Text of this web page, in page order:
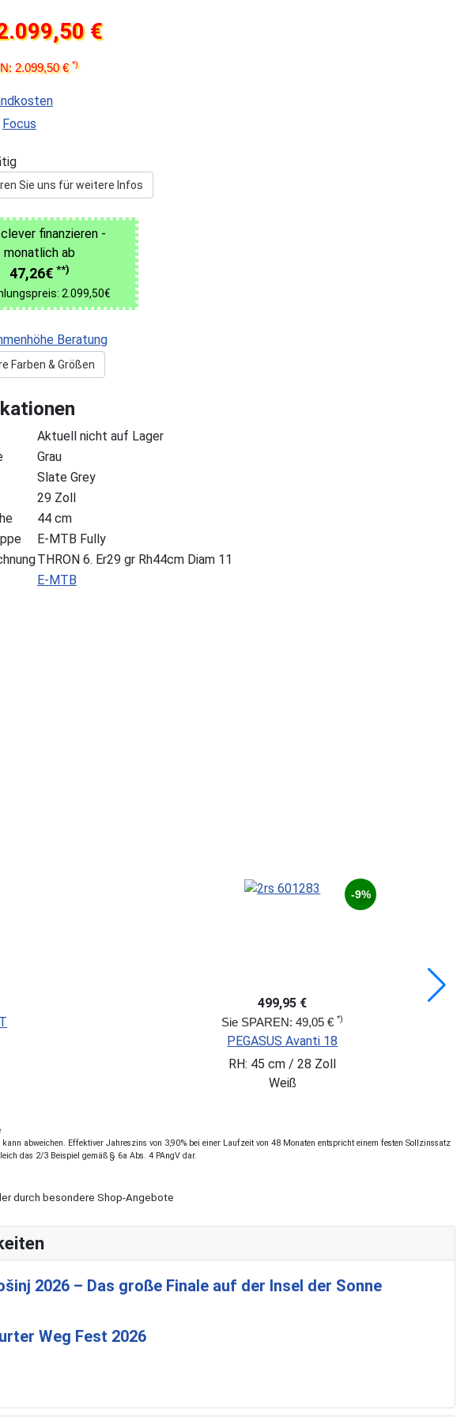
€
2.099,50 €*)
Focus
Sie uns für weitere Infos
finanzieren -
monatlich ab
47,26€ **)
2.099,50€
Farben & Größen
Aktuell nicht auf Lager
Grau
Slate Grey
29 Zoll
44 cm
E-MTB Fully
THRON 6. Er29 gr Rh44cm Diam 11
E-MTB
-17%
499,95 €
Sie SPAREN: 100,00 €
PEGASUS Avanti Sport 18
RH: S / 28 Zoll
Blau
abweichen. Effektiver Jahreszins von 3,90% bei einer Laufzeit von 48 Monaten entspricht einem festen Sollzinssatz
das 2/3 Beispiel gemäß § 6a Abs. 4 PAngV dar.
durch besondere Shop-Angebote
2026 – Das große Finale auf der Insel der Sonne
Weg Fest 2026